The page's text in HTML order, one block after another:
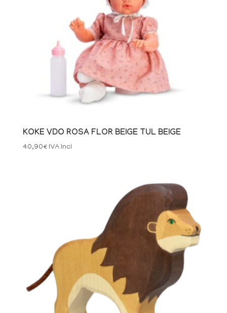
KOKE VDO ROSA FLOR BEIGE TUL BEIGE
40,90€ IVA Incl